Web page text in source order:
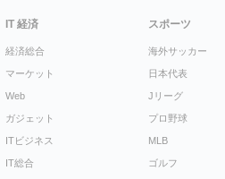
IT 経済
経済総合
マーケット
Web
ガジェット
ITビジネス
IT総合
スポーツ
海外サッカー
日本代表
Jリーグ
プロ野球
MLB
ゴルフ